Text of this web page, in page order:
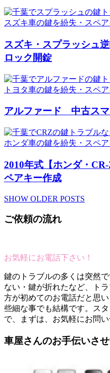
スズキ車の鍵を紛失・スペ
スズキ・スプラッシュ
ロック開錠
トヨタ車の鍵を紛失・スペ
アルファード 中古ス
ホンダ車の鍵を紛失・スペ
2010年式【ホンダ・
ペアキー作成
SHOW OLDER POSTS
ご依頼の流れ
お気軽にお電話下さい！
鍵のトラブルの多くは突然
ない・鍵が折れたなど、ト
方が初めてのお電話だと思
些細な事でも結構です。ス
で、まずは、お気軽にお問い
車屋さんのお手伝いさ